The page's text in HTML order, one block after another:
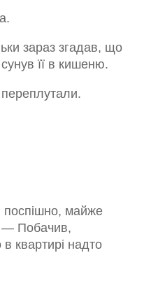
зараз згадав, що
її в кишеню.
майже
— Побачив,
квартирі надто